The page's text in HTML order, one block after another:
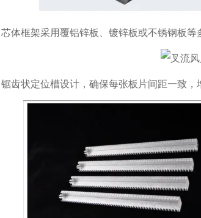
芯体框架采用覆铝锌板、镀锌板或不锈钢板
锯齿状定位槽设计，确保每张板片间距一致